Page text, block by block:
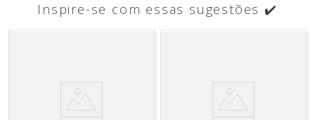
Inspire-se com essas sugestões ✔️